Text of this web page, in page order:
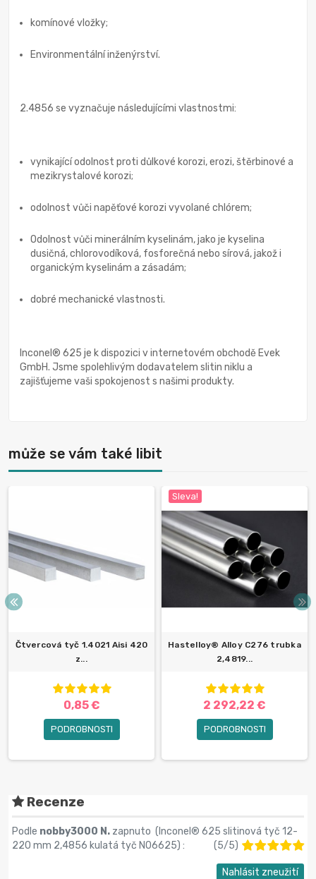
komínové vložky;
Environmentální inženýrství.
2.4856 se vyznačuje následujícími vlastnostmi:
vynikající odolnost proti důlkové korozi, erozi, štěrbinové a
mezikrystalové korozi;
odolnost vůči napěťové korozi vyvolané chlórem;
Odolnost vůči minerálním kyselinám, jako je kyselina
dusičná, chlorovodíková, fosforečná nebo sírová, jakož i
organickým kyselinám a zásadám;
dobré mechanické vlastnosti.
Inconel® 625 je k dispozici v internetovém obchodě Evek
GmbH. Jsme spolehlivým dodavatelem slitin niklu a
zajišťujeme vaši spokojenost s našimi produkty.
může se vám také libit
Čtvercová tyč 1.4021 Aisi 420
z...
0,85 €
PODROBNOSTI
Sleva!
Hastelloy® Alloy C276 trubka
2,4819...
2 292,22 €
PODROBNOSTI
Recenze
Podle nobby3000 N. zapnuto ( Inconel® 625 slitinová tyč 12-
220 mm 2,4856 kulatá tyč N06625) : (5/5)
Nahlásit zneužití